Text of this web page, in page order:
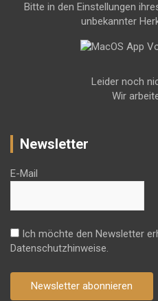
Bitte in den Einstellungen
unbekannter
Leider noch
Wir
Newsletter
E-Mail
Ich möchte den Newsletter
Datenschutzhinweise.
Newsletter abonnieren